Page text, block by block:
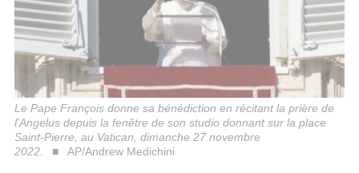
Le Pape François donne sa bénédiction en récitant la prière de
l'Angelus depuis la fenêtre de son studio donnant sur la place
Saint-Pierre, au Vatican, dimanche 27 novembre
2022.
AP/Andrew Medichini